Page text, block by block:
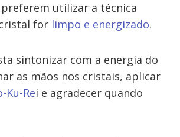
utilizar a técnica
for limpo e energizado.
sintonizar com a energia do
as mãos nos cristais, aplicar
Ku-Rei e agradecer quando